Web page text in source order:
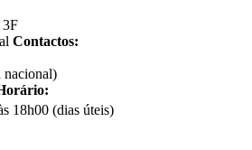
3F
Contactos:
nacional)
18h00 (dias úteis)